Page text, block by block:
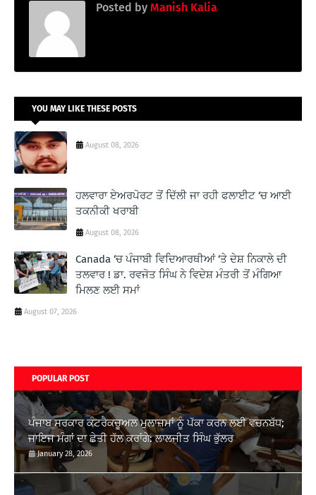
Posted by Manish Kalia
YOU MAY LIKE THESE POSTS
August 08, 2026
ਹਲਵਾਰਾ ਏਅਰਪੋਰਟ ਤੋਂ ਦਿੱਲੀ ਜਾ ਰਹੀ ਫਲਾਈਟ ‘ਚ ਆਈ
ਤਕਨੀਕੀ ਖਰਾਬੀ
August 08, 2026
Canada ‘ਚ ਪੰਜਾਬੀ ਵਿਦਿਆਰਥੀਆਂ ‘ਤੇ ਦੇਸ਼ ਨਿਕਾਲੇ ਦੀ
ਤਲਵਾਰ ! ਡਾ. ਰਵਜੋਤ ਸਿੰਘ ਨੇ ਵਿਦੇਸ਼ ਮੰਤਰੀ ਤੋਂ ਮੰਗਿਆ
ਮਿਲਣ ਲਈ ਸਮਾਂ
August 07, 2026
POPULAR POST
ਪੰਜਾਬ ਸਰਕਾਰ ਕੰਟਰੈਕਚੂਅਲ ਮੁਲਾਜ਼ਮਾਂ ਨੂੰ ਪੱਕਾ ਕਰਨ ਲਈ ਵਚਨਬੱਧ;
ਜਾਇਜ ਮੰਗਾਂ ਦਾ ਛੇਤੀ ਹੱਲ ਕਰਾਂਗੇ: ਲਾਲਜੀਤ ਸਿੰਘ ਭੁੱਲਰ
January 28, 2026